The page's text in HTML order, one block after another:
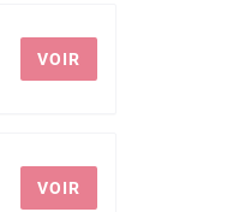
VOIR
VOIR